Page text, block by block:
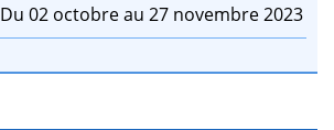
Du 02 octobre au 27 novembre 2023